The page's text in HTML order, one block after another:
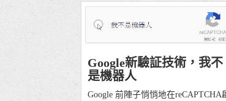
程式技術 網絡資訊
Google新驗証技術，我不
是機器人
Google 前陣子悄悄地在reCAPTCHA